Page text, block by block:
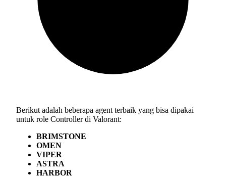
Berikut adalah beberapa agent terbaik yang bisa dipakai
untuk role Controller di Valorant:
BRIMSTONE
OMEN
VIPER
ASTRA
HARBOR